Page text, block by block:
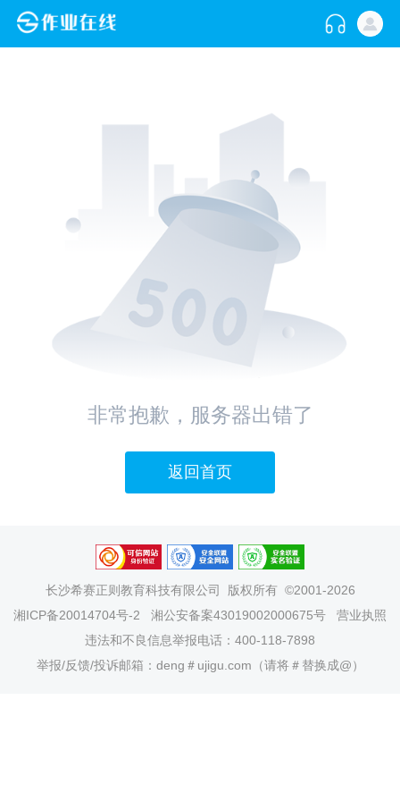
非常抱歉，服务器出错了
返回首页
长沙希赛正则教育科技有限公司
版权所有 ©2001-2026
湘ICP备20014704号-2
湘公安备案43019002000675号
营业执照
违法和不良信息举报电话：400-118-7898
举报/反馈/投诉邮箱：deng＃ujigu.com（请将＃替换成@）